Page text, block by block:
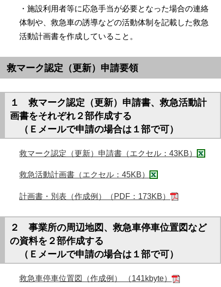
・施設利用者等に応急手当が必要となった場合の連絡
体制や、救急車の誘導などの活動体制を記載した救急
活動計画書を作成していること。
救マーク認定（更新）申請要領
１ 救マーク認定（更新）申請書、救急活動計
画書をそれぞれ２部作成する
（Ｅメールで申請の場合は１部で可）
救マーク認定（更新）申請書（エクセル：43KB）
救急活動計画書（エクセル：45KB）
計画書・別表（作成例）（PDF：173KB）
２ 事業所の周辺地図、救急車停車位置図など
の資料を２部作成する
（Ｅメールで申請の場合は１部で可）
救急車停車位置図（作成例） （141kbyte）